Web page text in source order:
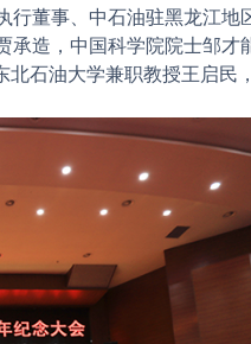
董事、中石油驻黑龙江
造，中国科学院院士邹
北石油大学兼职教授王